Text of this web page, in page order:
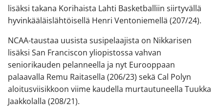
lisäksi takana Korihaista Lahti Basketballiin siirtyvällä
hyvinkääläislähtöisellä Henri Ventoniemellä (207/24).
NCAA-taustaa uusista susipelaajista on Nikkarisen
lisäksi San Franciscon yliopistossa vahvan
seniorikauden pelanneella ja nyt Eurooppaan
palaavalla Remu Raitasella (206/23) sekä Cal Polyn
aloitusviisikkoon viime kaudella murtautuneella Tuukka
Jaakkolalla (208/21).